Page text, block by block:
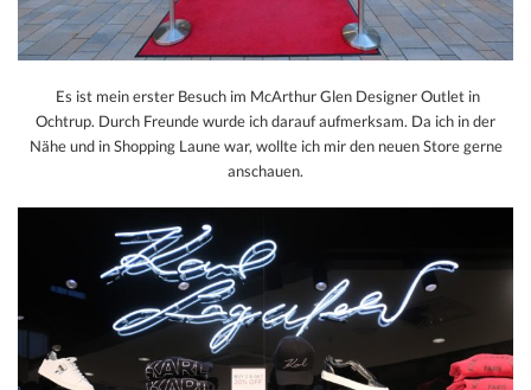
Es ist mein erster Besuch im McArthur Glen Designer Outlet in
Ochtrup. Durch Freunde wurde ich darauf aufmerksam. Da ich in der
Nähe und in Shopping Laune war, wollte ich mir den neuen Store gerne
anschauen.